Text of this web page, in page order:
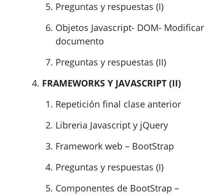
Preguntas y respuestas (I)
Objetos Javascript- DOM- Modificar
documento
Preguntas y respuestas (II)
FRAMEWORKS Y JAVASCRIPT (II)
Repetición final clase anterior
Libreria Javascript y jQuery
Framework web – BootStrap
Preguntas y respuestas (I)
Componentes de BootStrap –